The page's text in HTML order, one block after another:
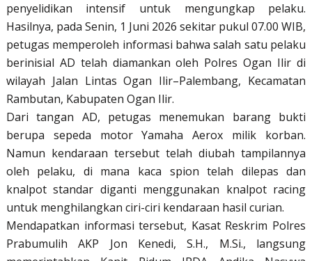
penyelidikan intensif untuk mengungkap pelaku.
Hasilnya, pada Senin, 1 Juni 2026 sekitar pukul 07.00 WIB,
petugas memperoleh informasi bahwa salah satu pelaku
berinisial AD telah diamankan oleh Polres Ogan Ilir di
wilayah Jalan Lintas Ogan Ilir–Palembang, Kecamatan
Rambutan, Kabupaten Ogan Ilir.
Dari tangan AD, petugas menemukan barang bukti
berupa sepeda motor Yamaha Aerox milik korban.
Namun kendaraan tersebut telah diubah tampilannya
oleh pelaku, di mana kaca spion telah dilepas dan
knalpot standar diganti menggunakan knalpot racing
untuk menghilangkan ciri-ciri kendaraan hasil curian.
Mendapatkan informasi tersebut, Kasat Reskrim Polres
Prabumulih AKP Jon Kenedi, S.H., M.Si., langsung